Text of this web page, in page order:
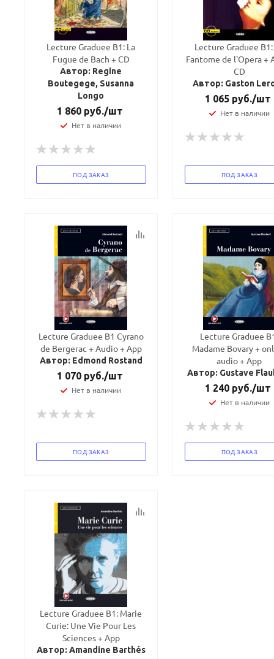
Lecture Graduee B1: La
Fugue de Bach + CD
Автор: Regine
Boutegege, Susanna
Longo
1 860руб./шт
Нет в наличии
ПОД ЗАКАЗ
Lecture Graduee
Fantome de l'Opera +
CD
Автор: Gaston
1 065 руб./шт
Нет в наличии
ПОД ЗАКАЗ
Lecture Graduee B1 Cyrano
de Bergerac + Audio + App
Автор: Edmond Rostand
1 070руб./шт
Нет в наличии
ПОД ЗАКАЗ
Lecture Graduee
Madame Bovary +
audio + App
Автор: Gustave
1 240 руб./шт
Нет в наличии
ПОД ЗАКАЗ
Lecture Graduee B1: Marie
Curie: Une Vie Pour Les
Sciences + App
Автор: Amandine Barthés